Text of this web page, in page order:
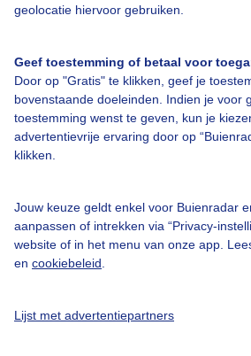
geolocatie hiervoor gebruiken.
Geef toestemming of betaal voor
Door op "Gratis" te klikken, geef je
bovenstaande doeleinden. Indien je voor
toestemming wenst te geven, kun je
advertentievrije ervaring door op
klikken.
Jouw keuze geldt enkel voor Buienradar
aanpassen of intrekken via “Privacy-
website of in het menu van onze app.
en cookiebeleid
Lijst met advertentiepartners
Bedrijfsgegevens
Veelgestelde vragen
Contact
Gebruikersvoorwaarden
Adverteren